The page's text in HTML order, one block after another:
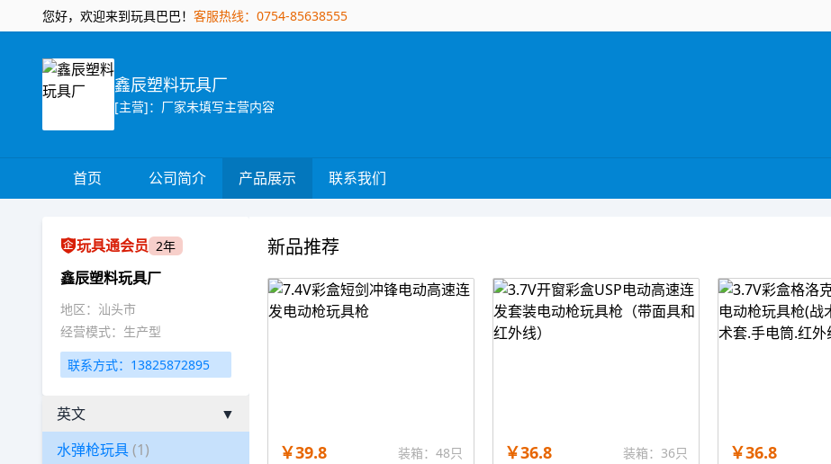
您好，欢迎来到玩具巴巴！ 客服热线：0754-85638555
鑫辰塑料玩具厂
[主营]：厂家未填写主营内容
首页 公司简介 产品展示 联系我们
玩具通会员 2年
鑫辰塑料玩具厂
地区：汕头市
经营模式：生产型
联系方式：13825872895
英文
▼
水弹枪玩具(1)
新品推荐
￥39.8
装箱：48只
￥36.8
装箱：36只
￥36.8